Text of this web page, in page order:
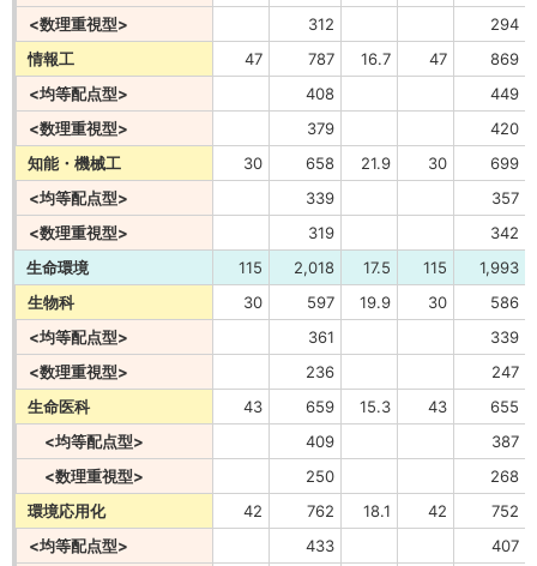
<数理重視型>
312
294
情報工
47 787 16.7 47
869
<均等配点型>
408
449
<数理重視型>
379
420
知能・機械工
30 658 21.9 30
699
<均等配点型>
339
357
<数理重視型>
319
342
生命環境
115 2,018 17.5 115
1,993
生物科
30 597 19.9 30
586
<均等配点型>
361
339
<数理重視型>
236
247
生命医科
43 659 15.3 43
655
<均等配点型>
409
387
<数理重視型>
250
268
環境応用化
42 762 18.1 42
752
<均等配点型>
433 407